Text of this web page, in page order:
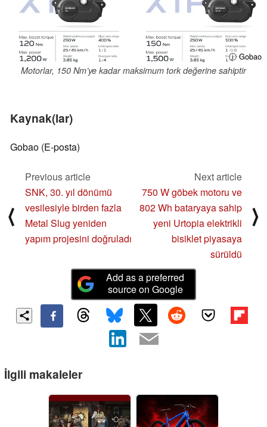
ⓘ Gobao
Motorlar, 150 Nm’ye kadar maksimum tork değerine sahiptir
Kaynak(lar)
Gobao (E-posta)
⟨
Previous article
SNK, 30. yıl dönümü
vesilesiyle birden fazla
Metal Slug yeniden
yapım projesini doğruladı
Next article
750 W göbek motoru ve
802 Wh bataryaya sahip
yeni Urtopia elektrikli
bisiklet piyasaya
sürüldü
⟩
Add as a preferred
source on Google
İlgili makaleler